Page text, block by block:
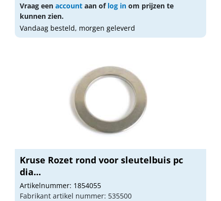
Vraag een account aan of log in om prijzen te
kunnen zien.
Vandaag besteld, morgen geleverd
Kruse Rozet rond voor sleutelbuis pc
dia...
Artikelnummer: 1854055
Fabrikant artikel nummer: 535500